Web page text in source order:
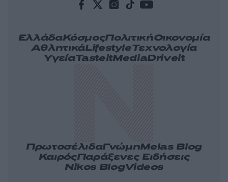
ΕλλάδαΚόσμοςΠολιτικήΟικονομία
ΑθλητικάLifestyleΤεχνολογία
ΥγείαTasteitMediaDriveit
ΠρωτοσέλιδαΓνώμηMelas Blog
ΚαιρόςΠαράξενες Ειδήσεις
Nikos BlogVideos